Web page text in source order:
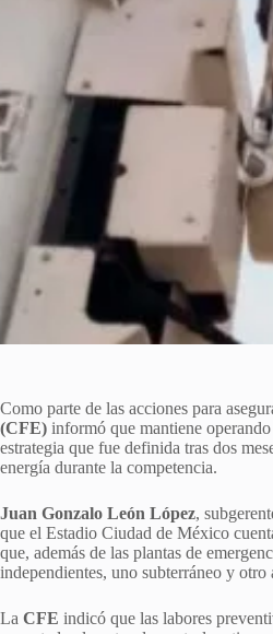
Como parte de las acciones para
(CFE) informó que mantiene
estrategia que fue definida tras dos
energía durante la competencia.
Juan Gonzalo León López,
que el Estadio Ciudad de México
que, además de las plantas de
independientes, uno subterráneo y otro
La CFE indicó que las labores